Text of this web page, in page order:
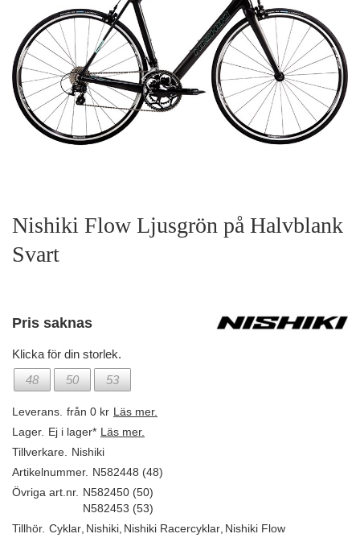
Nishiki Flow Ljusgrön på Halvblank
Svart
Pris saknas
Klicka för din storlek.
48
50 53
Leverans. från 0 kr Läs mer.
Lager. Ej i lager* Läs mer.
Tillverkare.
Nishiki
Artikelnummer. N582448 (48)
Övriga art.nr. N582450 (50)
N582453 (53)
Tillhör. Cyklar Nishiki Nishiki Racercyklar Nishiki Flow